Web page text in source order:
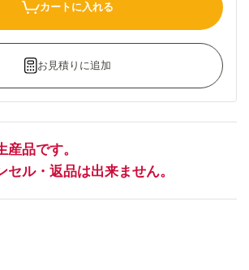
カートに入れる
お見積りに追加
品です。
セル・返品は出来ません。